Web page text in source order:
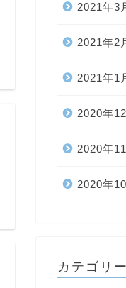
2021年3
2021年2
2021年1
2020年
2020年
2020年
カテゴリー